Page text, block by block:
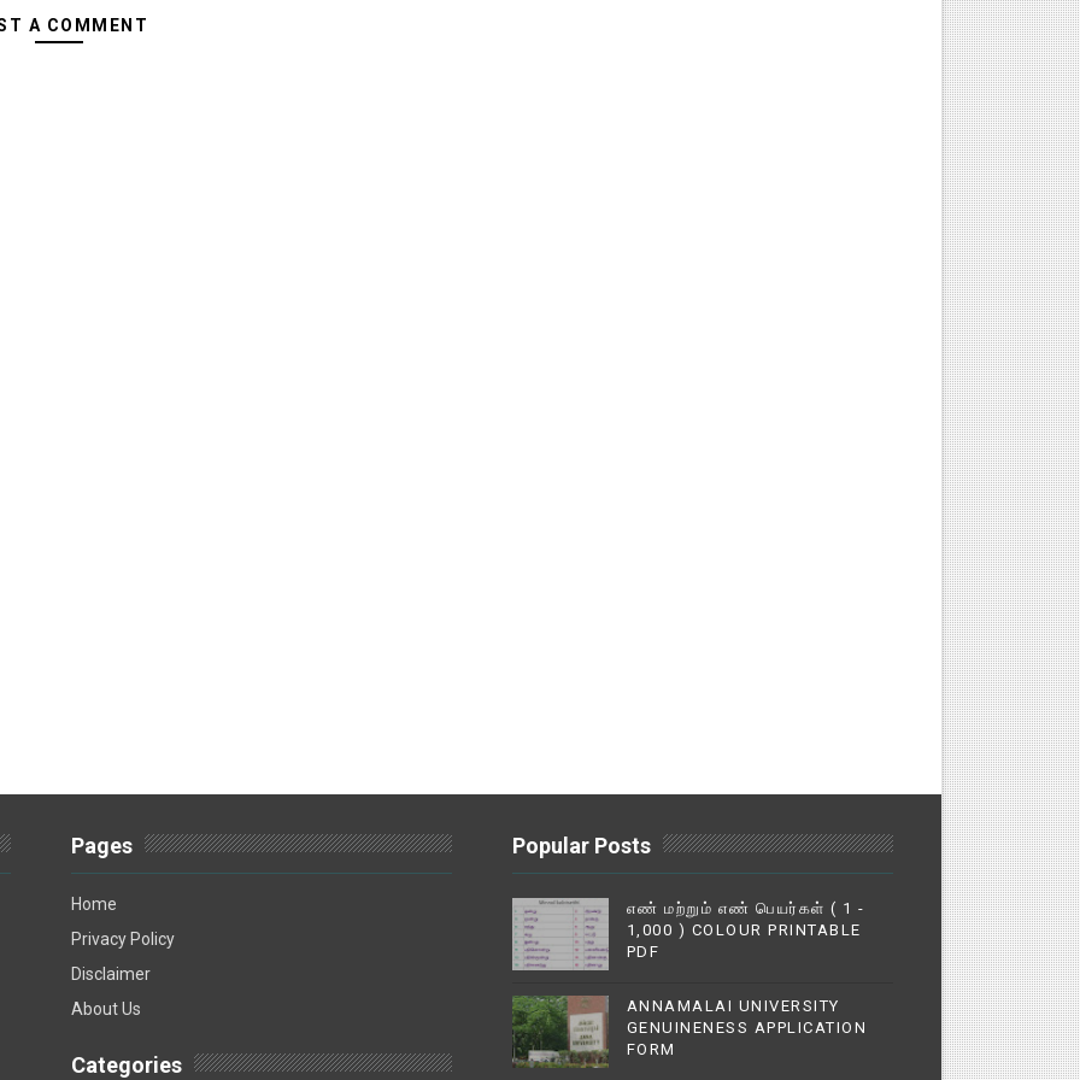
A COMMENT
Pages
Home
Privacy Policy
Disclaimer
About Us
Categories
Popular Posts
எண் மற்றும் எண் பெயர்கள் ( 1 -
1,000 ) COLOUR PRINTABLE
PDF
ANNAMALAI UNIVERSITY
GENUINENESS APPLICATION
FORM